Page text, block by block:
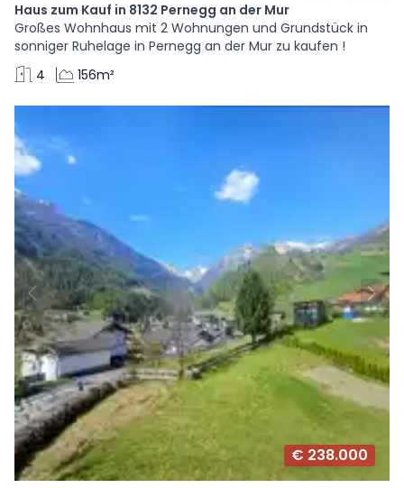
Haus zum Kauf in 8132 Pernegg an der Mur
Großes Wohnhaus mit 2 Wohnungen und Grundstück in
sonniger Ruhelage in Pernegg an der Mur zu kaufen !
4
156m²
€ 238.000